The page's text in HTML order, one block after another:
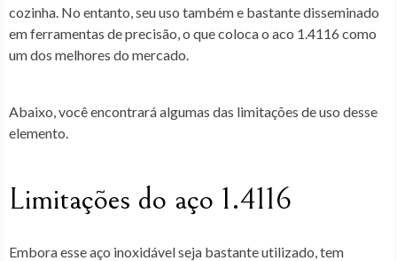
cozinha. No entanto, seu uso também e bastante disseminado
em ferramentas de precisão, o que coloca o aco 1.4116 como
um dos melhores do mercado.
Abaixo, você encontrará algumas das limitações de uso desse
elemento.
Limitações do aço 1.4116
Embora esse aço inoxidável seja bastante utilizado, tem